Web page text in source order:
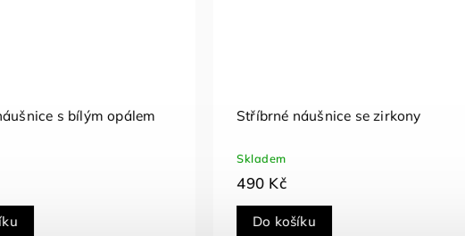
Stříbrné náušnice se zirkony Stříbrné náušnice se